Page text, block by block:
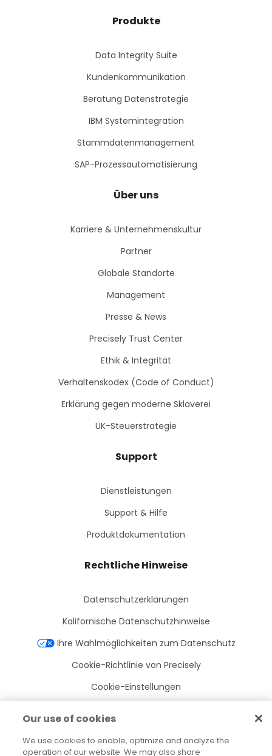
Produkte
Data Integrity Suite
Kundenkommunikation
Beratung Datenstrategie
IBM Systemintegration
Stammdatenmanagement
SAP-Prozessautomatisierung
Über uns
Karriere & Unternehmenskultur
Partner
Globale Standorte
Management
Presse & News
Precisely Trust Center
Ethik & Integrität
Verhaltenskodex (Code of Conduct)
Erklärung gegen moderne Sklaverei
UK-Steuerstrategie
Support
Dienstleistungen
Support & Hilfe
Produktdokumentation
Rechtliche Hinweise
Datenschutzerklärungen
Kalifornische Datenschutzhinweise
Ihre Wahlmöglichkeiten zum Datenschutz
Cookie-Richtlinie von Precisely
Cookie-Einstellungen
Juristische Entitäten
Our use of cookies
We use cookies to enable, optimize and analyze the
operation of our website. We may also share